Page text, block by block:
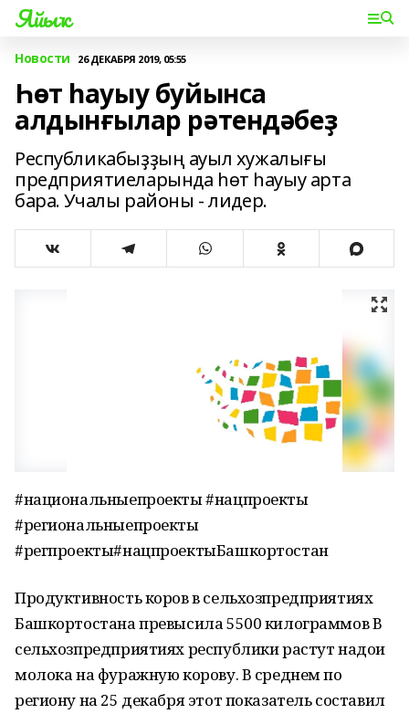
Яйыҡ
Новости 26 ДЕКАБРЯ 2019, 05:55
Һөт һауыу буйынса
алдынғылар рәтендәбеҙ
Республикабыҙҙың ауыл хужалығы
предприятиеларында һөт һауыу арта
бара. Учалы районы - лидер.
#национальныепроекты #нацпроекты
#региональныепроекты
#регпроекты#нацпроектыБашкортостан
Продуктивность коров в сельхозпредприятиях
Башкортостана превысила 5500 килограммов В
сельхозпредприятиях республики растут надои
молока на фуражную корову. В среднем по
региону на 25 декабря этот показатель составил